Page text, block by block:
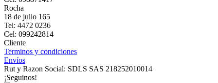
Rocha
18 de julio 165
Tel: 4472 0236
Cel: 099242814
Cliente
Terminos y condiciones
Envíos
Rut y Razon Social: SDLS SAS 218252010014
¡Seguinos!